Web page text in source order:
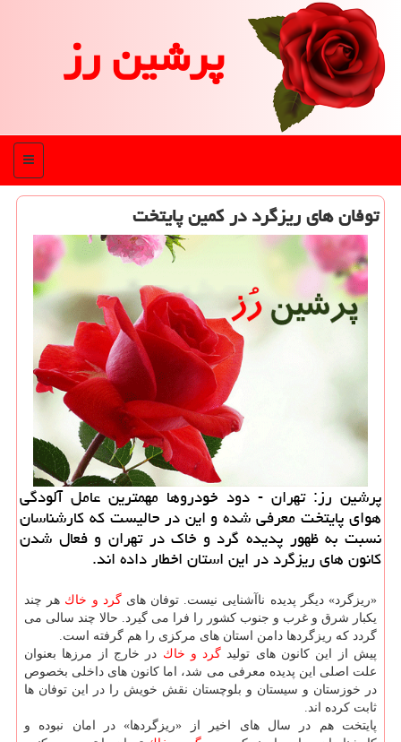
پرشین رز
منو
توفان های ریزگرد در كمین پایتخت
پرشین رز: تهران - دود خودروها مهمترین عامل آلودگی
هوای پایتخت معرفی شده و این در حالیست كه كارشناسان
نسبت به ظهور پدیده گرد و خاك در تهران و فعال شدن
كانون های ریزگرد در این استان اخطار داده اند.
«ریزگرد» دیگر پدیده ناآشنایی نیست. توفان هایگرد و خاك هر چند
یكبار شرق و غرب و جنوب كشور را فرا می گیرد. حالا چند سالی می
گردد كه ریزگردها دامن استان های مركزی را هم گرفته است.
پیش از این كانون های تولید گرد و خاك در خارج از مرزها بعنوان
علت اصلی این پدیده معرفی می شد، اما كانون های داخلی بخصوص
در خوزستان و سیستان و بلوچستان نقش خویش را در این توفان ها
ثابت كرده اند.
پایتخت هم در سال های اخیر از «ریزگردها» در امان نبوده و